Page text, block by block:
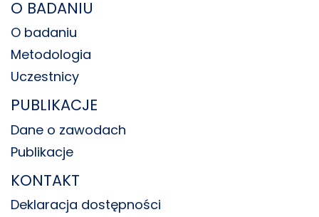
O BADANIU
O badaniu
Metodologia
Uczestnicy
PUBLIKACJE
Dane o zawodach
Publikacje
KONTAKT
Deklaracja dostępności